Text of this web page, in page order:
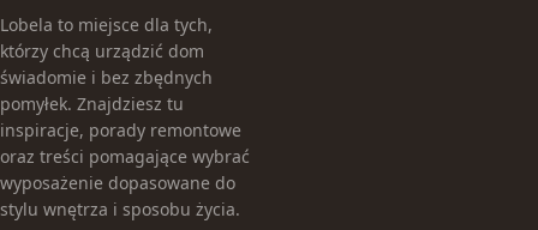
Lobela to miejsce dla tych,
którzy chcą urządzić dom
świadomie i bez zbędnych
pomyłek. Znajdziesz tu
inspiracje, porady remontowe
oraz treści pomagające wybrać
wyposażenie dopasowane do
stylu wnętrza i sposobu życia.